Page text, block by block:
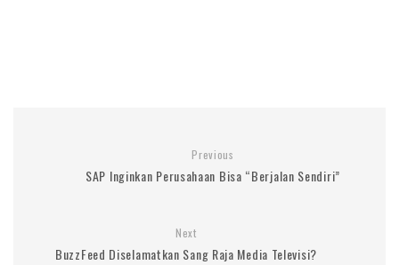
Previous
SAP Inginkan Perusahaan Bisa “Berjalan Sendiri”
Next
BuzzFeed Diselamatkan Sang Raja Media Televisi?